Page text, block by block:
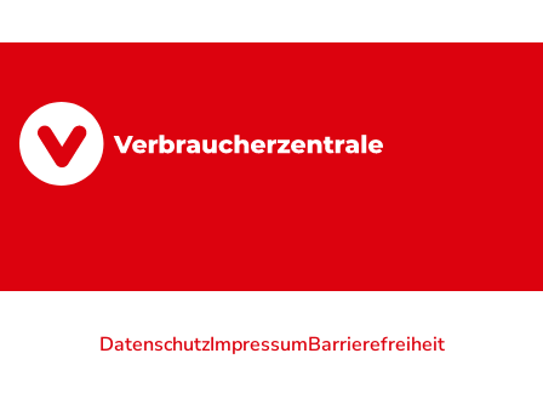
DatenschutzImpressumBarrierefreiheit